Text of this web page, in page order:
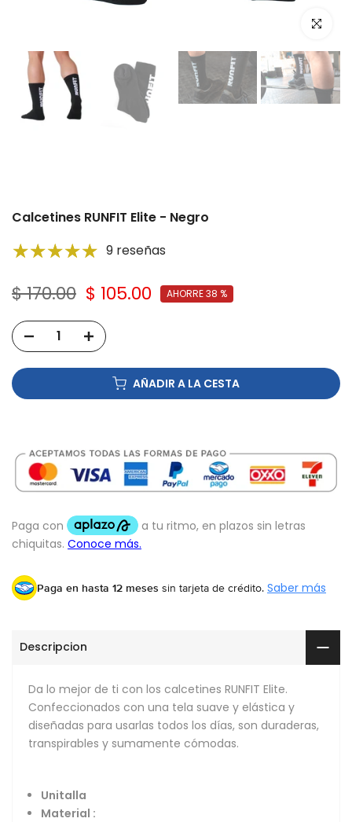
Click
Calcetines RUNFIT Elite - Negro
9 reseñas
$ 170.00 $ 105.00 AHORRE 38 %
AÑADIR A LA CESTA
Paga en hasta 12 meses sin tarjeta de crédito. Saber más
Descripcion
Da lo mejor de ti con los calcetines RUNFIT Elite.
Confeccionados con una tela suave y elástica y
diseñadas para usarlas todos los días, son duraderas,
transpirables y sumamente cómodas.
Unitalla
Material :